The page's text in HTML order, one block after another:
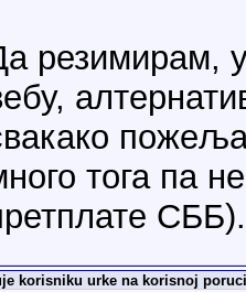
резимирам,
тога па
СББ).
korisniku urke na korisnoj